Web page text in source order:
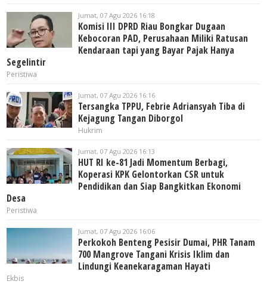
Jumat, 07 Agu 2026 16:18
Komisi III DPRD Riau Bongkar Dugaan
Kebocoran PAD, Perusahaan Miliki Ratusan
Kendaraan tapi yang Bayar Pajak Hanya
Segelintir
Peristiwa
Jumat, 07 Agu 2026 16:16
Tersangka TPPU, Febrie Adriansyah Tiba di
Kejagung Tangan Diborgol
Hukrim
Jumat, 07 Agu 2026 16:13
HUT RI ke-81 Jadi Momentum Berbagi,
Koperasi KPK Gelontorkan CSR untuk
Pendidikan dan Siap Bangkitkan Ekonomi
Desa
Peristiwa
Jumat, 07 Agu 2026 16:06
Perkokoh Benteng Pesisir Dumai, PHR Tanam
700 Mangrove Tangani Krisis Iklim dan
Lindungi Keanekaragaman Hayati
Ekbis